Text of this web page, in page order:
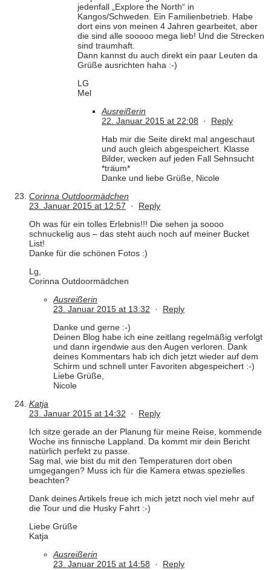
jedenfall „Explore the North“ in
Kangos/Schweden. Ein Familienbetrieb. Habe
dort eins von meinen 4 Jahren gearbeitet, aber
die sind alle sooooo mega lieb! Und die Strecken
sind traumhaft.
Dann kannst du auch direkt ein paar Leuten da
Grüße ausrichten haha :-)
LG
Mel
Ausreißerin
22. Januar 2015 at 22:08 · Reply
Hab mir die Seite direkt mal angeschaut
und auch gleich abgespeichert. Klasse
Bilder, wecken auf jeden Fall Sehnsucht
*träum*
Danke und liebe Grüße, Nicole
Corinna Outdoormädchen
23. Januar 2015 at 12:57 · Reply
Oh was für ein tolles Erlebnis!!! Die sehen ja soooo
schnuckelig aus – das steht auch noch auf meiner Bucket
List!
Danke für die schönen Fotos :)
Lg,
Corinna Outdoormädchen
Ausreißerin
23. Januar 2015 at 13:32 · Reply
Danke und gerne :-)
Deinen Blog habe ich eine zeitlang regelmäßig verfolgt
und dann irgendwie aus den Augen verloren. Dank
deines Kommentars hab ich dich jetzt wieder auf dem
Schirm und schnell unter Favoriten abgespeichert :-)
Liebe Grüße,
Nicole
Katja
23. Januar 2015 at 14:32 · Reply
Ich sitze gerade an der Planung für meine Reise, kommende
Woche ins finnische Lappland. Da kommt mir dein Bericht
natürlich perfekt zu passe.
Sag mal, wie bist du mit den Temperaturen dort oben
umgegangen? Muss ich für die Kamera etwas spezielles
beachten?
Dank deines Artikels freue ich mich jetzt noch viel mehr auf
die Tour und die Husky Fahrt :-)
Liebe Grüße
Katja
Ausreißerin
23. Januar 2015 at 14:58 · Reply